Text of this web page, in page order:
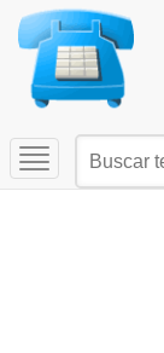
Toggle
navigation